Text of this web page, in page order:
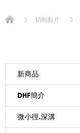
切削影片
新商品
DHF簡介
微小徑.深溝